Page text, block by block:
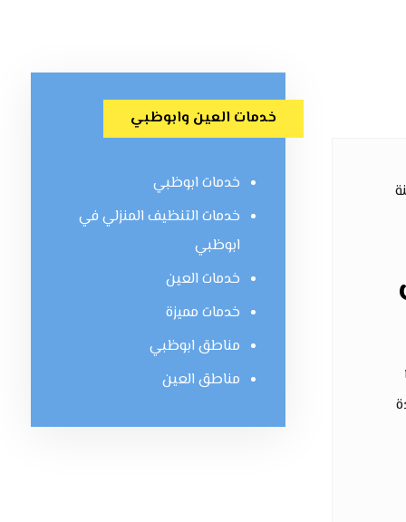
خدمات العين وابوظبي
خدمات ابوظبي
خدمات التنظيف المنزلي في
ابوظبي
خدمات العين
خدمات مميزة
مناطق ابوظبي
مناطق العين